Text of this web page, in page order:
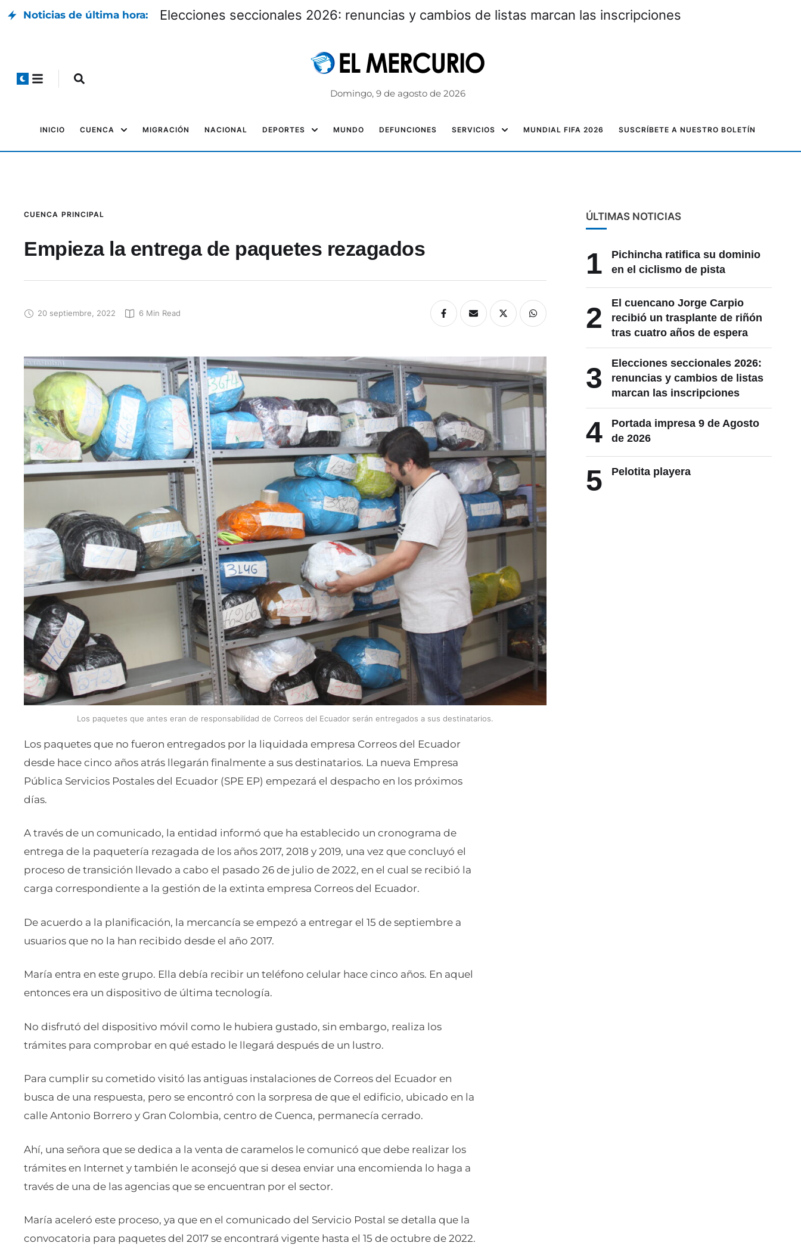
Noticias de última hora: Elecciones seccionales 2026: renuncias y cambios de listas marcan las inscripciones
Domingo, 9 de agosto de 2026
INICIO CUENCA MIGRACIÓN NACIONAL DEPORTES MUNDO DEFUNCIONES SERVICIOS MUNDIAL FIFA 2026 SUSCRÍBETE A NUESTRO BOLETÍN
CUENCA PRINCIPAL
Empieza la entrega de paquetes rezagados
20 septiembre, 2022 6 Min Read
Los paquetes que antes eran de responsabilidad de Correos del Ecuador serán entregados a sus destinatarios.
Los paquetes que no fueron entregados por la liquidada empresa Correos del Ecuador
desde hace cinco años atrás llegarán finalmente a sus destinatarios. La nueva Empresa
Pública Servicios Postales del Ecuador (SPE EP) empezará el despacho en los próximos
días.
A través de un comunicado, la entidad informó que ha establecido un cronograma de
entrega de la paquetería rezagada de los años 2017, 2018 y 2019, una vez que concluyó el
proceso de transición llevado a cabo el pasado 26 de julio de 2022, en el cual se recibió la
carga correspondiente a la gestión de la extinta empresa Correos del Ecuador.
De acuerdo a la planificación, la mercancía se empezó a entregar el 15 de septiembre a
usuarios que no la han recibido desde el año 2017.
María entra en este grupo. Ella debía recibir un teléfono celular hace cinco años. En aquel
entonces era un dispositivo de última tecnología.
No disfrutó del dispositivo móvil como le hubiera gustado, sin embargo, realiza los
trámites para comprobar en qué estado le llegará después de un lustro.
Para cumplir su cometido visitó las antiguas instalaciones de Correos del Ecuador en
busca de una respuesta, pero se encontró con la sorpresa de que el edificio, ubicado en la
calle Antonio Borrero y Gran Colombia, centro de Cuenca, permanecía cerrado.
Ahí, una señora que se dedica a la venta de caramelos le comunicó que debe realizar los
trámites en Internet y también le aconsejó que si desea enviar una encomienda lo haga a
través de una de las agencias que se encuentran por el sector.
María aceleró este proceso, ya que en el comunicado del Servicio Postal se detalla que la
convocatoria para paquetes del 2017 se encontrará vigente hasta el 15 de octubre de 2022.
ÚLTIMAS NOTICIAS
1
Pichincha ratifica su dominio
en el ciclismo de pista
2
El cuencano Jorge Carpio
recibió un trasplante de riñón
tras cuatro años de espera
3
Elecciones seccionales 2026:
renuncias y cambios de listas
marcan las inscripciones
4
Portada impresa 9 de Agosto
de 2026
5 Pelotita playera